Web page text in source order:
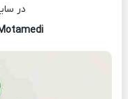
در